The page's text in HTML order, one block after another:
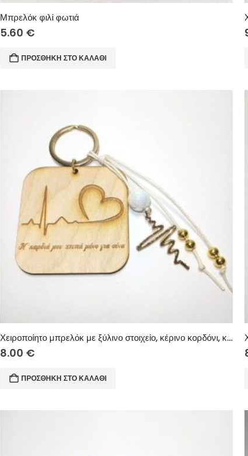
Μπρελόκ φιλί φωτιά
5.60 €
ΠΡΟΣΘΉΚΗ ΣΤΟ ΚΑΛΆΘΙ
Χειροποίητο μπρελόκ με ξύλινο στοιχείο, κέρινο κορδόνι, κεραμική χάντρα και μεταλλικά στοιχεία.
8.00 €
ΠΡΟΣΘΉΚΗ ΣΤΟ ΚΑΛΆΘΙ